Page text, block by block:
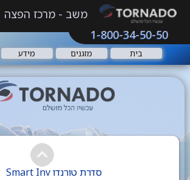
משב - מרכז הפצה
1-800-34-50-50
בית מזגנים מידע
סדרת טורנדו Smart Inv